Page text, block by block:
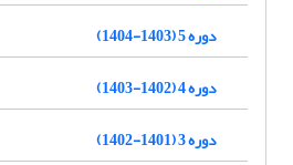
دوره 5 (1403-1404)
دوره 4 (1402-1403)
دوره 3 (1401-1402)